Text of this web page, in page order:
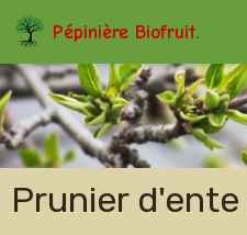
utilisation en fruits mi cuits et séchés.
Pépinière Biofruit.
Prunier